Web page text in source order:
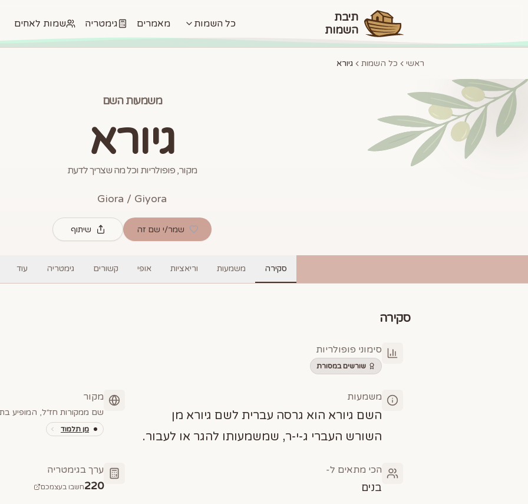
תיבת
השמות
כל השמות מאמרים גימטריה שמות לאחים
ראשי כל השמות גיורא
משמעות השם
גיורא
מקור, פופולריות וכל מה שצריך לדעת
Giora / Giyora
שמר/י שם זה שיתוף
סקירה משמעות וריאציות אופי קשורים גימטריה עוד
סקירה
סימוני פופולריות
שורשים במסורת
משמעות
השם גיורא הוא גרסה עברית לשם גיורא מן
השורש העברי ג-י-ר, שמשמעותו להגר או לעבור.
מקור
שם ממקורות חז״ל, המופיע
מן תלמוד
הכי מתאים ל-
בנים
ערך בגימטריה
220חשבו בעצמכם